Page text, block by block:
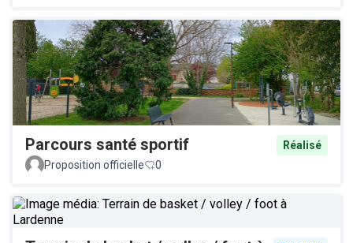
Parcours santé sportif
Réalisé
Proposition officielle
0